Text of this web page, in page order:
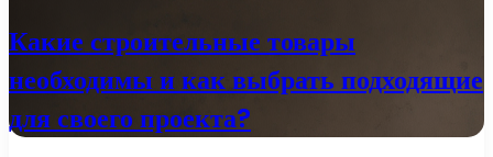
Какие строительные товары
необходимы и как выбрать подходящие
для своего проекта?